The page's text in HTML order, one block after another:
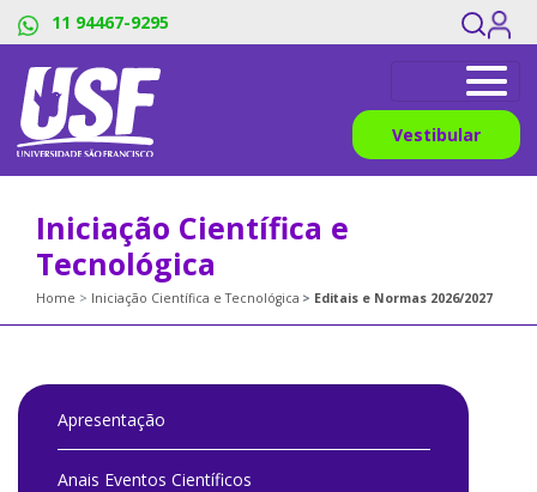
11 94467-9295
Vestibular
Iniciação Científica e
Tecnológica
Home Iniciação Científica e Tecnológica Editais e Normas 2026/2027
Apresentação
Anais Eventos Científicos